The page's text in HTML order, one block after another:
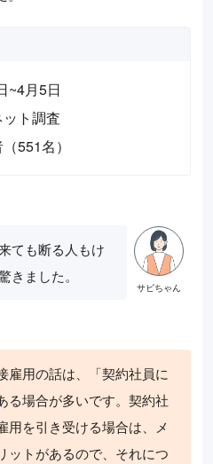
~4月5日
ト調査
551名）
ても断る人もけ
きました。
雇用の話は、「契約社員に
る場合が多いです。契約社
用を引き受ける場合は、メ
ットがあるので、それにつ